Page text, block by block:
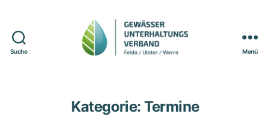
Suche
Menü
Kategorie: Termine